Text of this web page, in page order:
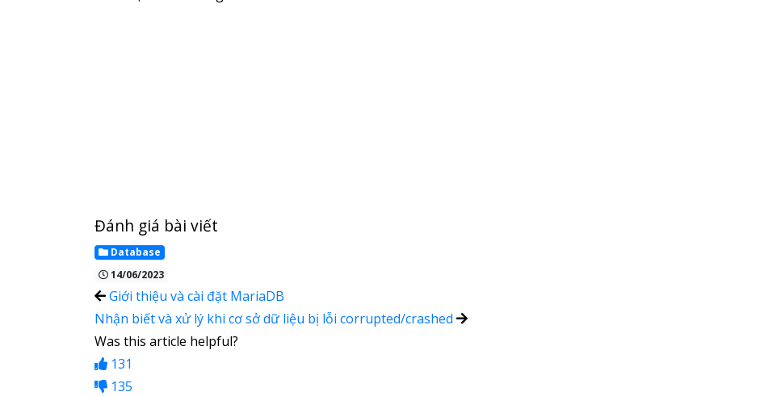
Đánh giá bài viết
Database
14/06/2023
Giới thiệu và cài đặt MariaDB
Nhận biết và xử lý khi cơ sở dữ liệu bị lỗi corrupted/crashed
Was this article helpful?
131
135